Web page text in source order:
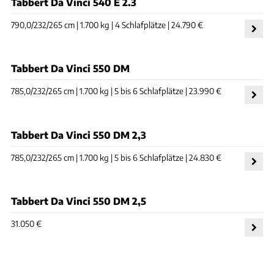
790,0/232/265 cm | 1.700 kg | 4 Schlafplätze | 24.790 €
Tabbert Da Vinci 550 DM
785,0/232/265 cm | 1.700 kg | 5 bis 6 Schlafplätze | 23.990 €
Tabbert Da Vinci 550 DM 2,3
785,0/232/265 cm | 1.700 kg | 5 bis 6 Schlafplätze | 24.830 €
Tabbert Da Vinci 550 DM 2,5
31.050 €